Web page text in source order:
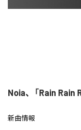
Noia、「Rain Rain
新曲情報